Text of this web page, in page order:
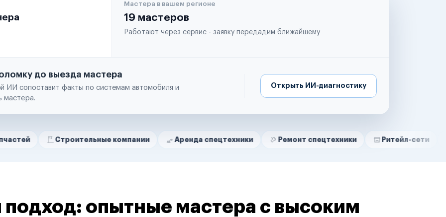
Мастера в вашем регионе
19 мастеров
Работают через сервис - заявку передадим ближайшему
до выезда мастера
ИИ сопоставит факты по системам автомобиля и
мастера.
Открыть ИИ-диагностику
Строительные компании Аренда спецтехники Ремонт спецтехники Ритейл-сети
опытные мастера с высоким